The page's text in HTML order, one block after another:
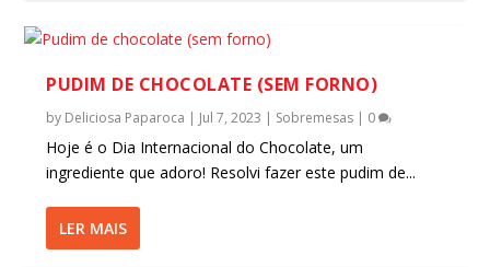
PUDIM DE CHOCOLATE (SEM FORNO)
by Deliciosa Paparoca | Jul 7, 2023 | Sobremesas | 0
Hoje é o Dia Internacional do Chocolate, um
ingrediente que adoro! Resolvi fazer este pudim de...
LER MAIS